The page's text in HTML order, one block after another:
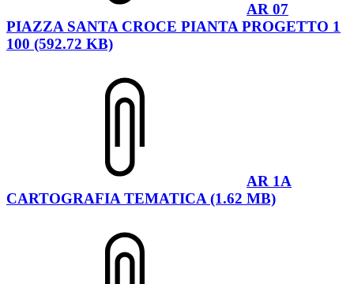
AR 07
PIAZZA SANTA CROCE PIANTA PROGETTO 1
100 (592.72 KB)
AR 1A
CARTOGRAFIA TEMATICA (1.62 MB)